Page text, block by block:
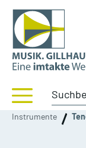
Instrumente